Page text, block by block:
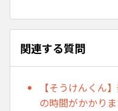
関連する質問
【そうけんくん
の時間がかかり